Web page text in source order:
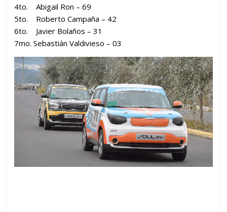
4to. Abigail Ron – 69
5to. Roberto Campaña – 42
6to. Javier Bolaños – 31
7mo. Sebastián Valdivieso – 03